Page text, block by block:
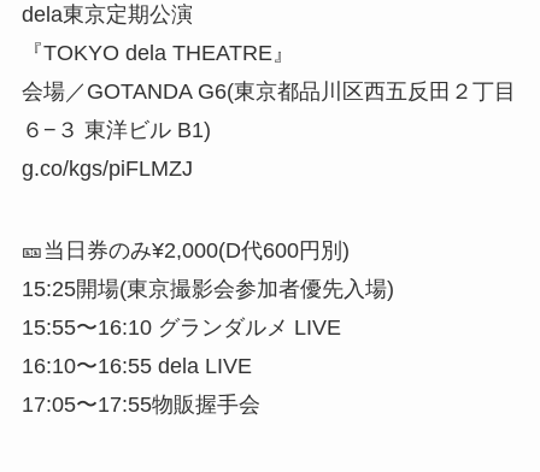
dela東京定期公演
『TOKYO dela THEATRE』
会場／GOTANDA G6(東京都品川区西五反田２丁目
６−３ 東洋ビル B1)
g.co/kgs/piFLMZJ
🎫当日券のみ¥2,000(D代600円別)
15:25開場(東京撮影会参加者優先入場)
15:55〜16:10 グランダルメ LIVE
16:10〜16:55 dela LIVE
17:05〜17:55物販握手会